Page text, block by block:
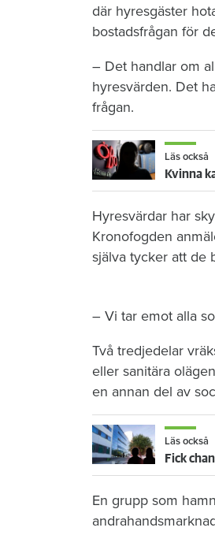
där hyresgäster
bostadsfrågan för
– Det handlar om
hyresvärden. Det
frågan.
Läs också
Kvinna
Hyresvärdar har
Kronofogden
själva tycker att de
– Vi tar emot alla
Två tredjedelar
eller sanitära
en annan del av
Läs också
Fick
En grupp som